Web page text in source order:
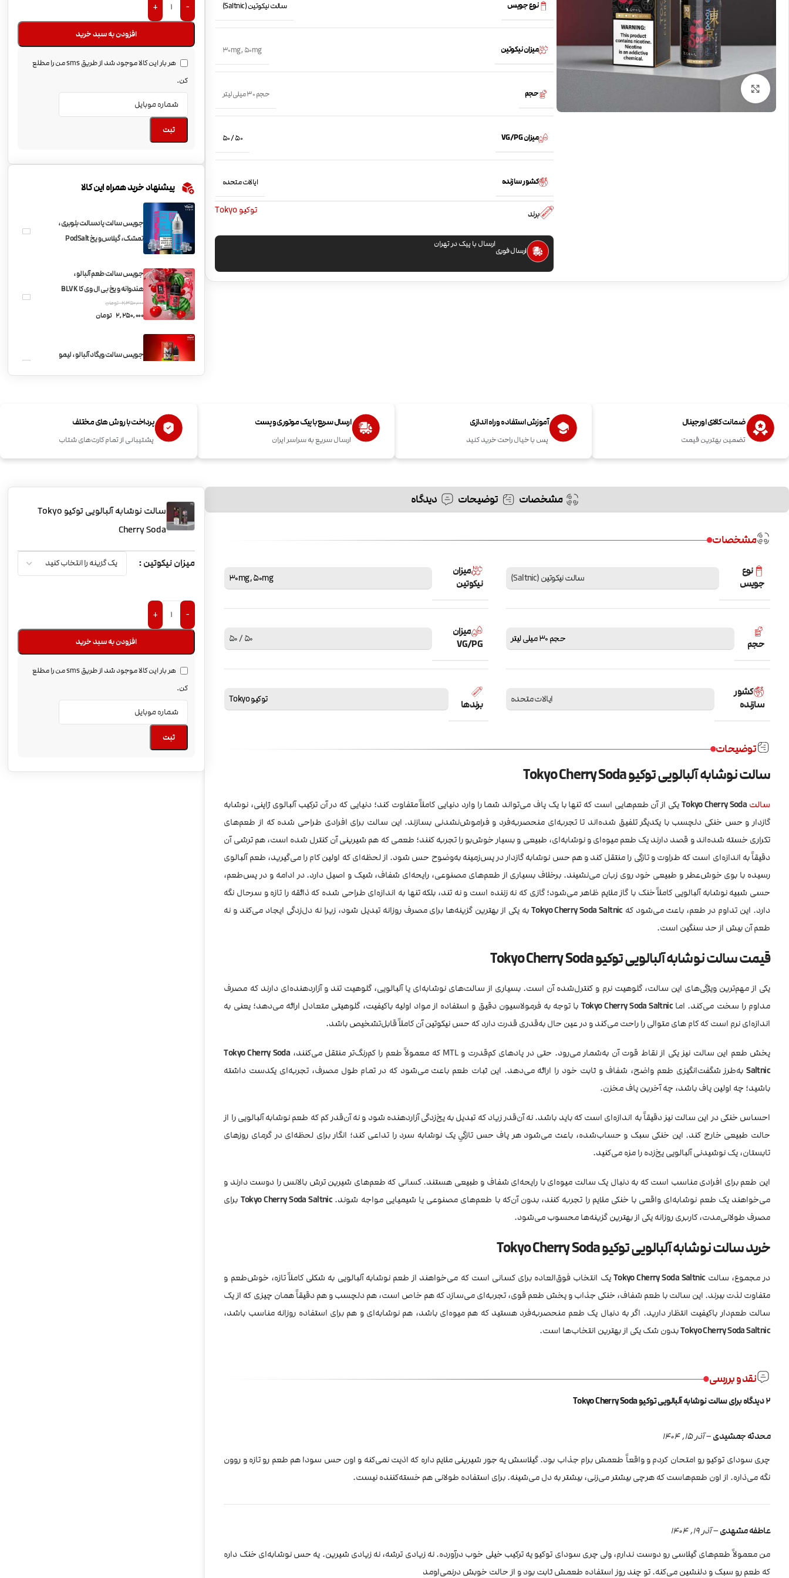
نوع جویس سالت نیکوتین (Saltnic)
میزان نیکوتین 30mg, 50mg
حجم حجم 30 میلی لیتر
میزان VG/PG 50 / 50
کشور سازنده ایالات متحده
برند توکیو Tokyo
ارسال فوری
ارسال با پیک در تهران
-
+
افزودن به سبد خرید
هر بار این کالا موجود شد از طریق sms من را مطلع
کن.
ثبت
پیشنهاد خرید همراه این کالا
جویس سالت پادسالت بلوبری،
تمشک، گیلاس و یخ PodSalt
Blue Razz Cherry Blast ice
جویس سالت طعم آلبالو،
هندوانه و یخ بی ال وی کا BLVK
cherry watermelon ice
2,350,000 تومان
2,250,000 تومان
جویس سالت ویگاد آلبالو، لیمو
ضمانت کالای اورجینال
تضمین بهترین قیمت
آموزش استفاده و راه اندازی
پس با خیال راحت خرید کنید
ارسال سریع با پیک موتوری و پست
ارسال سریع به سراسر ایران
پرداخت با روش های مختلف
پشتیبانی از تمام کارت‌های شتاب
مشخصات توضیحات دیدگاه
مشخصات
نوع
جویس
سالت نیکوتین (Saltnic)
میزان
نیکوتین
30mg,50mg
حجم حجم 30 میلی لیتر
میزان
VG/PG
50 / 50
کشور
سازنده
ایالات متحده برندها توکیو Tokyo
توضیحات
سالت نوشابه آلبالویی توکیو Tokyo Cherry Soda
سالت Tokyo Cherry Sodaیکی از آن طعم‌هایی است که تنها با یک پاف می‌تواند شما را وارد دنیایی کاملاً متفاوت کند؛ دنیایی که در آن ترکیب آلبالوی ژاپنی، نوشابه
گازدار و حس خنکی دلچسب با یکدیگر تلفیق شده‌اند تا تجربه‌ای منحصربه‌فرد و فراموش‌نشدنی بسازند. این سالت برای افرادی طراحی شده که از طعم‌های
تکراری خسته شده‌اند و قصد دارند یک طعم میوه‌ای و نوشابه‌ای، طبیعی و بسیار خوش‌بو را تجربه کنند؛ طعمی که هم شیرینی آن کنترل شده است، هم ترشی آن
دقیقاً به اندازه‌ای است که طراوت و تازگی را منتقل کند و هم حس نوشابه گازدار در پس‌زمینه به‌وضوح حس شود. از لحظه‌ای که اولین کام را می‌گیرید، طعم آلبالوی
رسیده با بوی خوش‌عطر و طبیعی خود روی زبان می‌نشیند. برخلاف بسیاری از طعم‌های مصنوعی، رایحه‌ای شفاف، شیک و اصیل دارد. در ادامه و در پس‌طعم،
حسی شبیه نوشابه آلبالویی کاملاً خنک با گاز ملایم ظاهر می‌شود؛ گازی که نه زننده است و نه تند، بلکه تنها به اندازه‌ای طراحی شده که ذائقه را تازه و سرحال نگه
دارد. این تداوم در طعم، باعث می‌شود که Tokyo Cherry Soda Saltnicبه یکی از بهترین گزینه‌ها برای مصرف روزانه تبدیل شود، زیرا نه دل‌زدگی ایجاد می‌کند و نه
طعم آن بیش از حد سنگین است.
قیمت سالت نوشابه آلبالویی توکیو Tokyo Cherry Soda
یکی از مهم‌ترین ویژگی‌های این سالت، گلوهیت نرم و کنترل‌شده آن است. بسیاری از سالت‌های نوشابه‌ای یا آلبالویی، گلوهیت تند و آزاردهنده‌ای دارند که مصرف
مداوم را سخت می‌کند. اما Tokyo Cherry Soda Saltnic با توجه به فرمولاسیون دقیق و استفاده از مواد اولیه باکیفیت، گلوهیتی متعادل ارائه می‌دهد؛ یعنی به
اندازه‌ای نرم است که کام های متوالی را راحت می‌کند و در عین حال به‌قدری قدرت دارد که حس نیکوتین آن کاملاً قابل‌تشخیص باشد.
پخش طعم این سالت نیز یکی از نقاط قوت آن به‌شمار می‌رود. حتی در پادهای کم‌قدرت و MTL که معمولاً طعم را کم‌رنگ‌تر منتقل می‌کنند،
Tokyo Cherry Soda
Saltnicبه‌طرز شگفت‌انگیزی طعم واضح، شفاف و ثابت خود را ارائه می‌دهد. این ثبات طعم باعث می‌شود که در تمام طول مصرف، تجربه‌ای یکدست داشته
باشید؛ چه اولین پاف باشد، چه آخرین پاف مخزن.
احساس خنکی در این سالت نیز دقیقاً به اندازه‌ای است که باید باشد. نه آن‌قدر زیاد که تبدیل به یخ‌زدگی آزاردهنده شود و نه آن‌قدر کم که طعم نوشابه آلبالویی را از
حالت طبیعی خارج کند. این خنکی سبک و حساب‌شده، باعث می‌شود هر پاف حس تازگیِ یک نوشابه سرد را تداعی کند؛ انگار برای لحظه‌ای در گرمای روزهای
تابستان، یک نوشیدنی آلبالویی یخ‌زده را مزه می‌کنید.
این طعم برای افرادی مناسب است که به دنبال یک سالت میوه‌ای با رایحه‌ای شفاف و طبیعی هستند. کسانی که طعم‌های شیرین ترش بالانس را دوست دارند و
می‌خواهند یک طعم نوشابه‌ای واقعی با خنکی ملایم را تجربه کنند، بدون آن‌که با طعم‌های مصنوعی یا شیمیایی مواجه شوند. Tokyo Cherry Soda Saltnic برای
مصرف طولانی‌مدت، کاربری روزانه یکی از بهترین گزینه‌ها محسوب می‌شود.
خرید سالت نوشابه آلبالویی توکیو Tokyo Cherry Soda
در مجموع، سالت Tokyo Cherry Soda Saltnicیک انتخاب فوق‌العاده برای کسانی است که می‌خواهند از طعم نوشابه آلبالویی به شکلی کاملاً تازه، خوش‌طعم و
متفاوت لذت ببرند. این سالت با طعم شفاف، خنکی جذاب و پخش طعم قوی، تجربه‌ای می‌سازد که هم خاص است، هم دلچسب و هم دقیقاً همان چیزی که از یک
سالت طعم‌دار باکیفیت انتظار دارید. اگر به دنبال یک طعم منحصر‌به‌فرد هستید که هم میوه‌ای باشد، هم نوشابه‌ای و هم برای استفاده روزانه مناسب باشد،
Tokyo Cherry Soda Saltnicبدون شک یکی از بهترین انتخاب‌ها است.
نقد و بررسی
2 دیدگاه برای سالت نوشابه آلبالویی توکیو Tokyo Cherry Soda
محدثه جمشیدی–آذر 15, 1404
چری سودای توکیو رو امتحان کردم و واقعاً طعمش برام جذاب بود. گیلاسش یه جور شیرینی ملایم داره که اذیت نمی‌کنه و اون حس سودا هم طعم رو تازه و روون
نگه می‌ذاره. از اون طعم‌هاست که هرچی بیشتر می‌زنی، بیشتر به دل می‌شینه. برای استفاده طولانی هم خسته‌کننده نیست.
عاطفه مشهدی–آذر 19, 1404
من معمولاً طعم‌های گیلاسی رو دوست ندارم، ولی چری سودای توکیو یه ترکیب خیلی خوب درآورده. نه زیادی ترشه، نه زیادی شیرین. یه حس نوشابه‌ای خنک داره
که طعم رو سبک و دلنشین می‌کنه. تو چند روز استفاده طعمش ثابت بود و از حالت خوبش درنمی‌اومد
سالت نوشابه آلبالویی توکیو Tokyo
Cherry Soda
میزان نیکوتین
-
+
افزودن به سبد خرید
هر بار این کالا موجود شد از طریق sms من را مطلع
کن.
ثبت